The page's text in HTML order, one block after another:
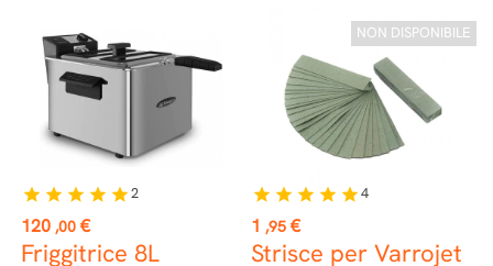
Prezzo
120 ,00 €
Friggitrice 8L
star star star star star2
NON DISPONIBILE
Prezzo
1 ,95 €
Strisce per Varrojet
star star star star star4